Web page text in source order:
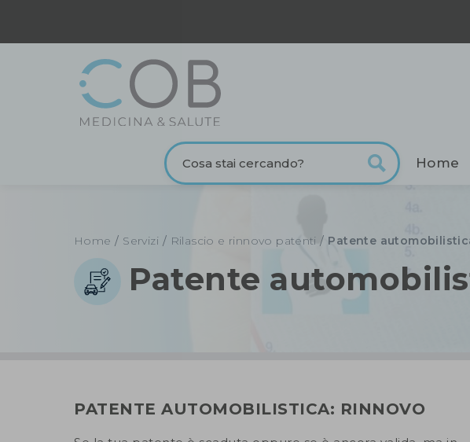
Home
Home / Servizi / Rilascio e rinnovo patenti / Patente
Patente
PATENTE AUTOMOBILISTICA: RINNOVO